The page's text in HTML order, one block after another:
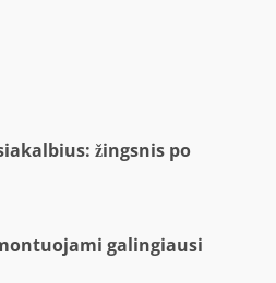
žingsnis po
galingiausi